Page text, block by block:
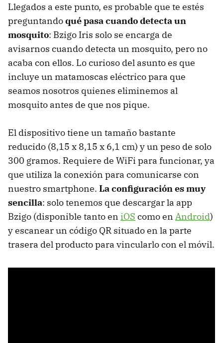
Llegados a este punto, es probable que te estés
preguntandoqué pasa cuando detecta un
mosquito: Bzigo Iris solo se encarga de
avisarnos cuando detecta un mosquito, pero no
acaba con ellos. Lo curioso del asunto es que
incluye un matamoscas eléctrico para que
seamos nosotros quienes eliminemos al
mosquito antes de que nos pique.
El dispositivo tiene un tamaño bastante
reducido (8,15 x 8,15 x 6,1 cm) y un peso de solo
300 gramos. Requiere de WiFi para funcionar, ya
que utiliza la conexión para comunicarse con
nuestro smartphone. La configuración es muy
sencilla: solo tenemos que descargar la app
Bzigo (disponible tanto en iOS como en Android)
y escanear un código QR situado en la parte
trasera del producto para vincularlo con el móvil.